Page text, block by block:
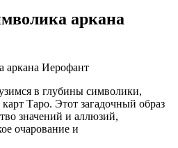
аркана
в глубины символики,
Таро. Этот загадочный образ
значений и аллюзий,
очарование и